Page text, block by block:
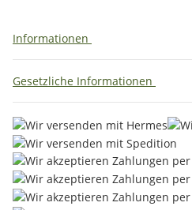
Informationen
Gesetzliche Informationen